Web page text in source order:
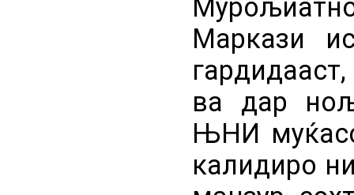
Маркази
ва дар
ЊНИ
калидиро